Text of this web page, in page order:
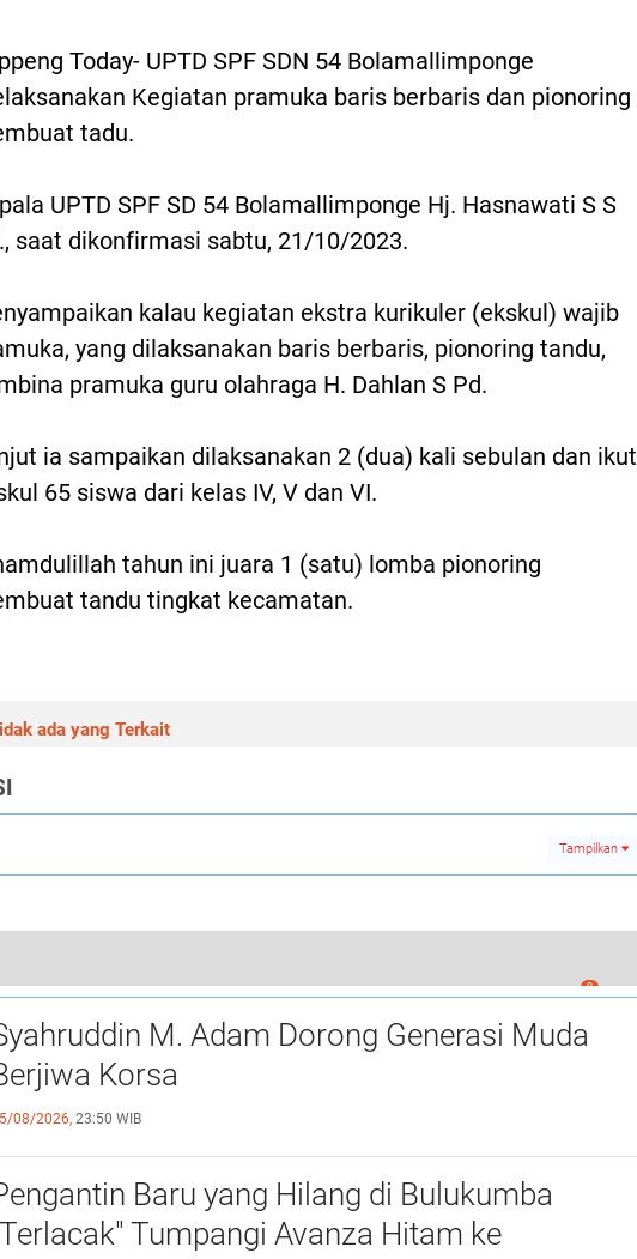
Today- UPTD SPF SDN 54 Bolamallimponge
Kegiatan pramuka baris berbaris dan pionoring
tadu.
UPTD SPF SD 54 Bolamallimponge Hj. Hasnawati S S
saat dikonfirmasi sabtu, 21/10/2023.
kalau kegiatan ekstra kurikuler (ekskul) wajib
yang dilaksanakan baris berbaris, pionoring tandu,
pramuka guru olahraga H. Dahlan S Pd.
ia sampaikan dilaksanakan 2 (dua) kali sebulan dan ikut
65 siswa dari kelas IV, V dan VI.
tahun ini juara 1 (satu) lomba pionoring
tandu tingkat kecamatan.
ada yang Terkait
Tampilkan
Laksanakan Kegiatan Pramuka Baris Berbaris
0
M. Adam Dorong Generasi Muda
Korsa
08/2026, 23:50 WIB
Baru yang Hilang di Bulukumba
Tumpangi Avanza Hitam ke